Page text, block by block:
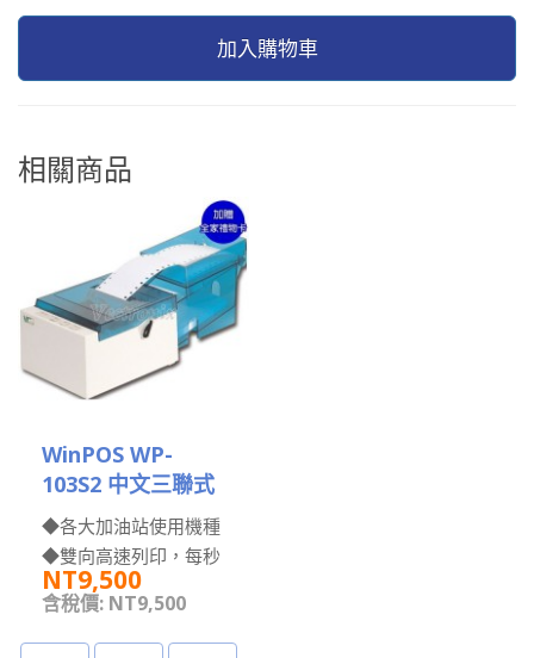
加入購物車
相關商品
WinPOS WP-
103S2 中文三聯式
發票機(RS232)
◆各大加油站使用機種
◆雙向高速列印，每秒
3.6行 ◆具「自動進紙
及對位」功能 ◆資料緩
衝容..
NT9,500
含稅價: NT9,500